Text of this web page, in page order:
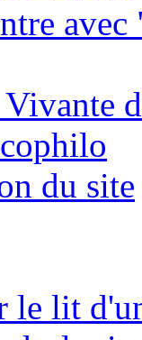
du site
le lit